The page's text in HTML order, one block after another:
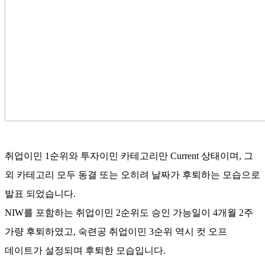
취업이민 1 순위와 투자이민 카테고리만 Current 상태이며 , 그
외 카테고리 모두 동결 또는 오히려 날짜가 후퇴하는 모습으로
발표 되었습니다.
NIW를 포함하는 취업이민 2순위도 승인 가능일이 4개월 2주
가량 후퇴하였고, 숙련공 취업이민 3순위 역시 컷 오프
데이트가 설정되며 후퇴한 모습입니다.